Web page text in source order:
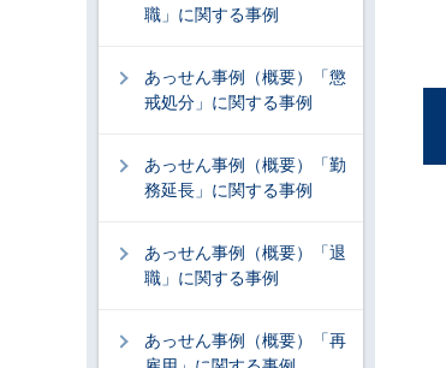
職」に関する事例
あっせん事例（概要）「懲
戒処分」に関する事例
あっせん事例（概要）「勤
務延長」に関する事例
あっせん事例（概要）「退
職」に関する事例
あっせん事例（概要）「再